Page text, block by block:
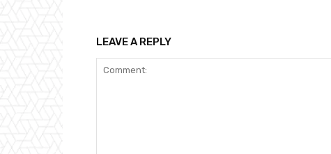
LEAVE A REPLY